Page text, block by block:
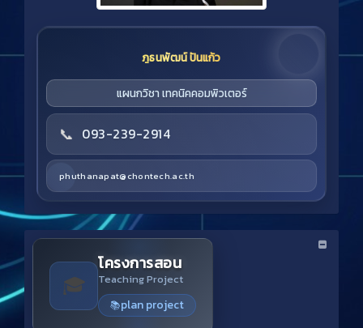
ภูธนพัฒน์ ปันแก้ว
แผนกวิชา เทคนิคคอมพิวเตอร์
📞 093-239-2914
phuthanapat@chontech.ac.th
🎓
โครงการสอน
Teaching Project
📚plan project